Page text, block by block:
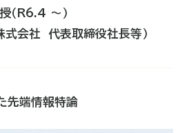
（ R6.4 ～）
式会社 代表取締役社長等）
先端情報特論